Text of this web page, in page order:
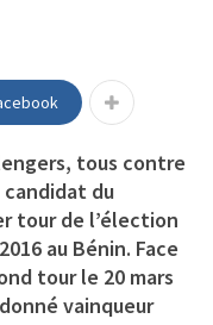
tous contre
du
tour de l’élection
au Bénin. Face
tour le 20 mars
vainqueur